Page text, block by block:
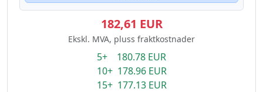
182,61 EUR
Ekskl. MVA, pluss fraktkostnader
5+ 180.78 EUR
10+ 178.96 EUR
15+ 177.13 EUR